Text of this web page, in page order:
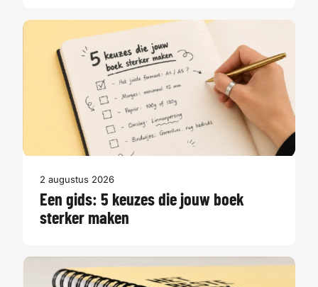
2 augustus 2026
Een gids: 5 keuzes die jouw boek
sterker maken